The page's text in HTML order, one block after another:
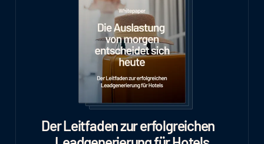
Der Leitfaden zur erfolgreichen